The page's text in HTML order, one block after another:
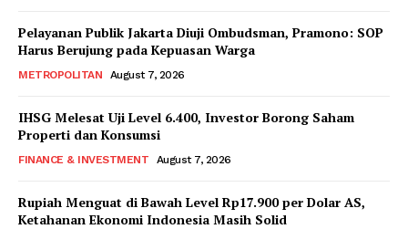
Pelayanan Publik Jakarta Diuji Ombudsman, Pramono: SOP
Harus Berujung pada Kepuasan Warga
METROPOLITAN August 7, 2026
IHSG Melesat Uji Level 6.400, Investor Borong Saham
Properti dan Konsumsi
FINANCE & INVESTMENT August 7, 2026
Rupiah Menguat di Bawah Level Rp17.900 per Dolar AS,
Ketahanan Ekonomi Indonesia Masih Solid